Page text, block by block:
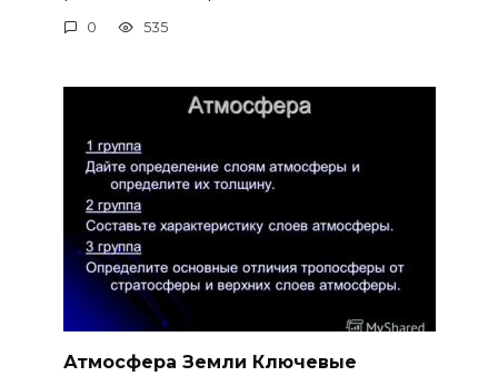
0 535
Атмосфера Земли Ключевые